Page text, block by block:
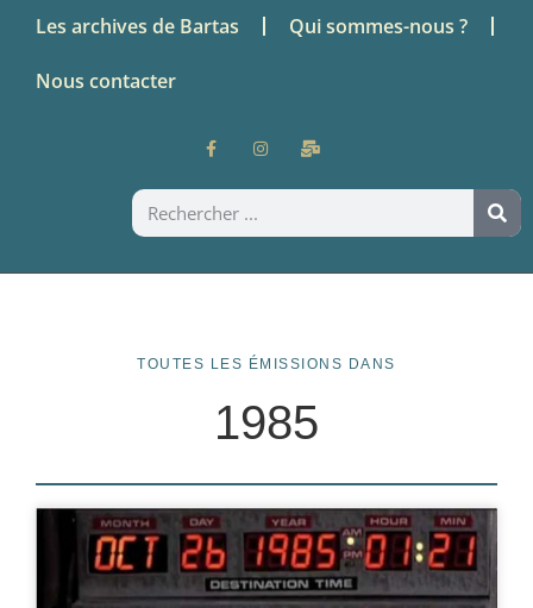
Les archives de Bartas Qui sommes-nous ?
Nous contacter
TOUTES LES ÉMISSIONS DANS
1985